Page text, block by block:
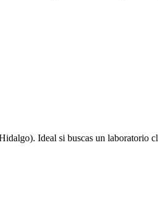
Ideal si buscas un laboratorio